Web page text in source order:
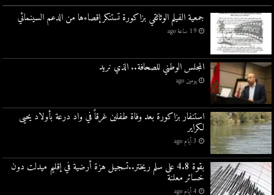
جمعية الفيلم الوثائقي بزاكورة تستنكر إقصاءها من الدعم السينمائي
19 ساعة ago
المجلس الوطني للصحافة.. الذي نريد
يومين ago
استنفار بزاكورة بعد وفاة طفلين غرقاً في واد درعة بأولاد يحيى
لكراير
3 أيام ago
بقوة 4.8 على سلم ريختر..تسجيل هزة أرضية في إقليم ميدلت دون
خسائر معلنة
4 أيام ago